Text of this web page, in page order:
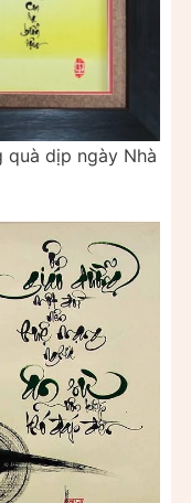
dịp ngày Nhà